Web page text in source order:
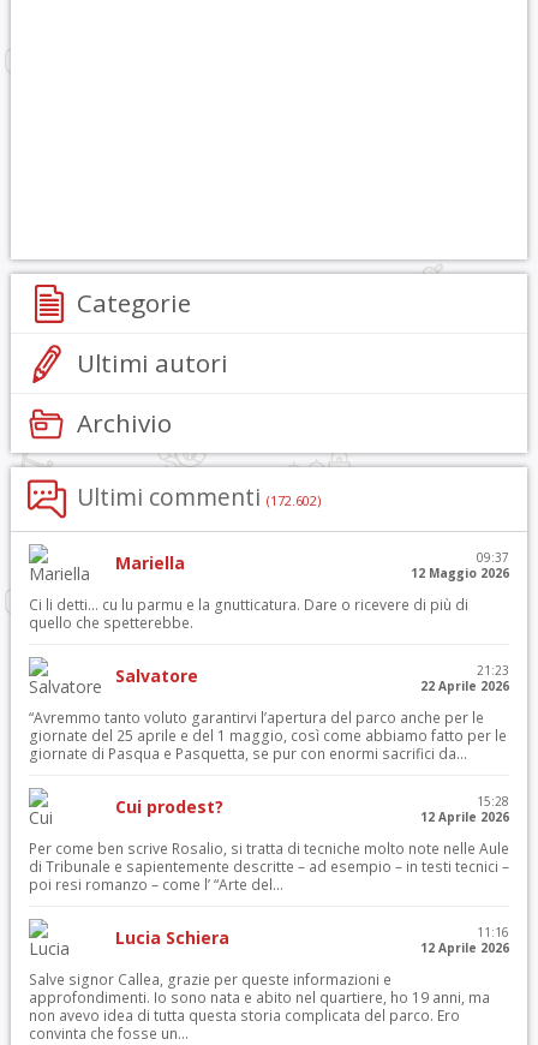
Categorie
Ultimi autori
Archivio
Ultimi commenti (172.602)
Mariella
09:37
12 Maggio 2026
Ci li detti… cu lu parmu e la gnutticatura. Dare o ricevere di più di
quello che spetterebbe.
Salvatore
21:23
22 Aprile 2026
“Avremmo tanto voluto garantirvi l’apertura del parco anche per le
giornate del 25 aprile e del 1 maggio, così come abbiamo fatto per le
giornate di Pasqua e Pasquetta, se pur con enormi sacrifici da...
Cui prodest?
15:28
12 Aprile 2026
Per come ben scrive Rosalio, si tratta di tecniche molto note nelle Aule
di Tribunale e sapientemente descritte – ad esempio – in testi tecnici –
poi resi romanzo – come l’ “Arte del...
Lucia Schiera
11:16
12 Aprile 2026
Salve signor Callea, grazie per queste informazioni e
approfondimenti. Io sono nata e abito nel quartiere, ho 19 anni, ma
non avevo idea di tutta questa storia complicata del parco. Ero
convinta che fosse un...